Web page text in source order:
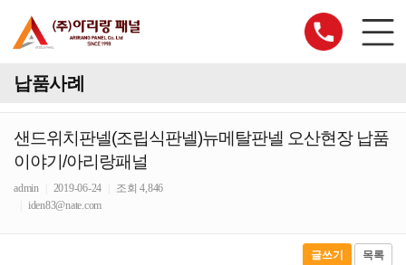
납품사례
샌드위치판넬(조립식판넬)뉴메탈판넬 오산현장 납품
이야기/아리랑패널
admin 2019-06-24
조회 4,846
iden83@nate.com
글쓰기 목록